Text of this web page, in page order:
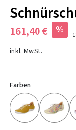
161,40 € %
inkl. MwSt.
Farben